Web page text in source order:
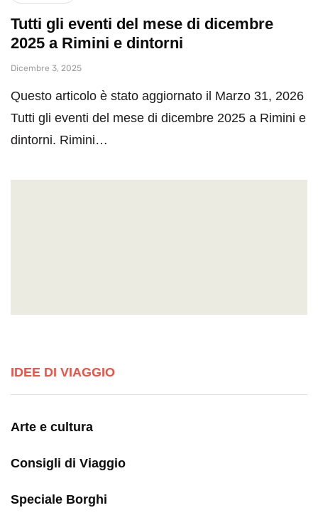
Tutti gli eventi del mese di dicembre
2025 a Rimini e dintorni
Dicembre 3, 2025
Questo articolo è stato aggiornato il Marzo 31, 2026
Tutti gli eventi del mese di dicembre 2025 a Rimini e
dintorni. Rimini…
IDEE DI VIAGGIO
Arte e cultura
Consigli di Viaggio
Speciale Borghi